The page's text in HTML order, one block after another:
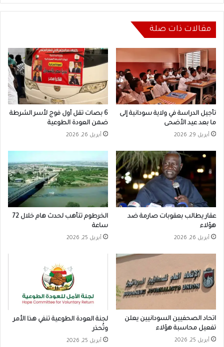
مقالات ذات صلة
تأجيل الدراسة في ولاية سودانية إلى
ما بعد عيد الأضحى
أبريل 29, 2026
6 بصات تقل أول فوج لأسر الشرطة
ضمن العودة الطوعية
أبريل 26, 2026
عقار يطالب بعقوبات صارمة ضد
هؤلاء
أبريل 26, 2026
الخرطوم تتأهب لحدث هام خلال 72
ساعة
أبريل 25, 2026
اتحاد الصحفيين السودانيين يعلن
تفعيل محاسبة هؤلاء
أبريل 25, 2026
لجنة العودة الطوعية تنفي هذا الأمر
وتُحذر
أبريل 25, 2026